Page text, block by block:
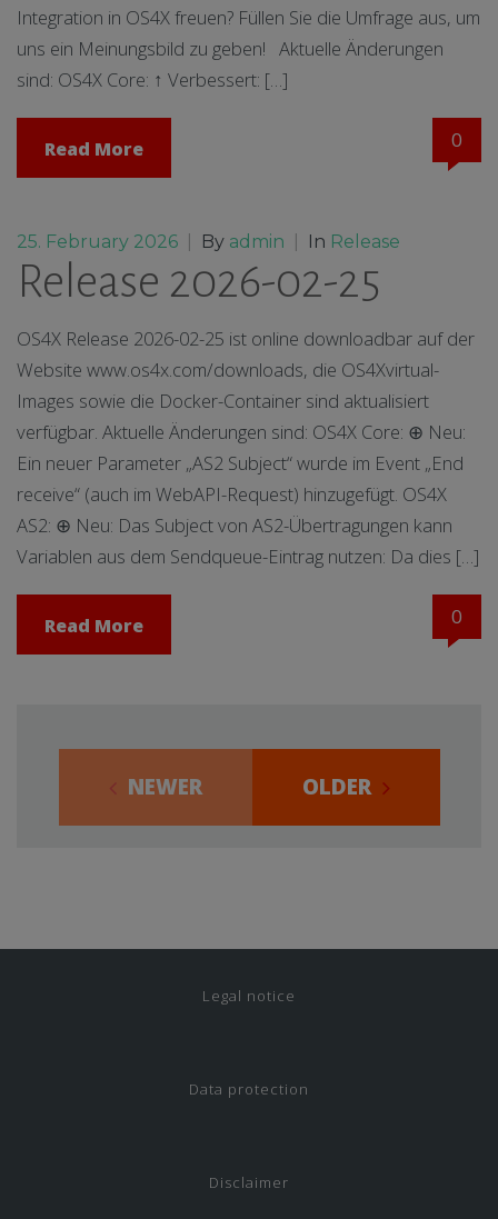
Integration in OS4X freuen? Füllen Sie die Umfrage aus, um
uns ein Meinungsbild zu geben! Aktuelle Änderungen
sind: OS4X Core: ↑ Verbessert: […]
Read More 0
25. February 2026 By admin In Release
Release 2026-02-25
OS4X Release 2026-02-25 ist online downloadbar auf der
Website www.os4x.com/downloads, die OS4Xvirtual-
Images sowie die Docker-Container sind aktualisiert
verfügbar. Aktuelle Änderungen sind: OS4X Core: ⊕ Neu:
Ein neuer Parameter „AS2 Subject“ wurde im Event „End
receive“ (auch im WebAPI-Request) hinzugefügt. OS4X
AS2: ⊕ Neu: Das Subject von AS2-Übertragungen kann
Variablen aus dem Sendqueue-Eintrag nutzen: Da dies […]
Read More 0
NEWER OLDER
Legal notice
Data protection
Disclaimer